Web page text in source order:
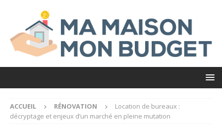
ACCUEIL RÉNOVATION
Location de bureaux :
décryptage et enjeux d’un marché en pleine mutation